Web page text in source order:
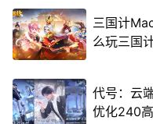
三国计
么玩三国
代号：云
优化240